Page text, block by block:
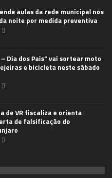
aulas da rede municipal nos
noite por medida preventiva
Dia dos Pais” vai sortear moto
e bicicleta neste sábado
de VR fiscaliza e orienta
de falsificação do